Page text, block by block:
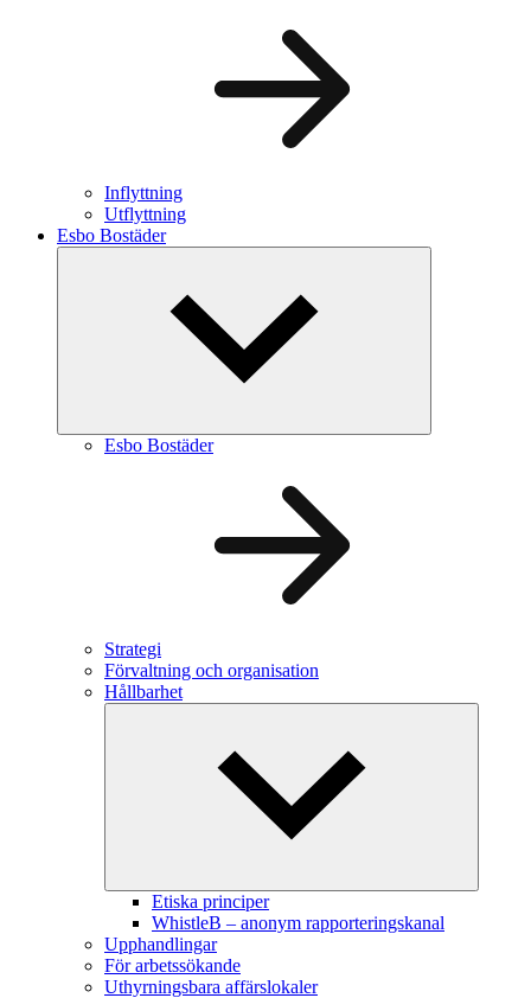
Inflyttning
Utflyttning
Esbo Bostäder
Esbo Bostäder
Strategi
Förvaltning och organisation
Hållbarhet
Etiska principer
WhistleB – anonym rapporteringskanal
Upphandlingar
För arbetssökande
Uthyrningsbara affärslokaler